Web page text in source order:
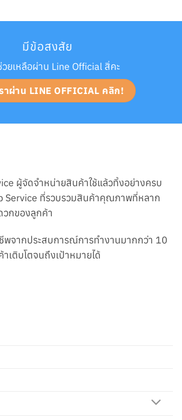
มีข้อสงสัย
วยเหลือผ่าน Line Official สิ่คะ
าผ่าน LINE OFFICIAL คลิก!
ผู้จัดจำหน่ายสินค้าใช้แล้วทิ้งอย่างครบ
Service ที่รวบรวมสินค้าคุณภาพที่หลาก
วกของลูกค้า
พจากประสบการณ์การทำงานมากกว่า 10
เติบโตจนถึงเป้าหมายได้